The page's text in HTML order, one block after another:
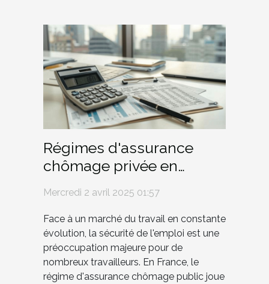
Régimes d'assurance
chômage privée en
méconnue
Mercredi 2 avril 2025 01:57
Face à un marché du travail en constante
évolution, la sécurité de l'emploi est une
préoccupation majeure pour de
nombreux travailleurs. En France, le
régime d'assurance chômage public joue